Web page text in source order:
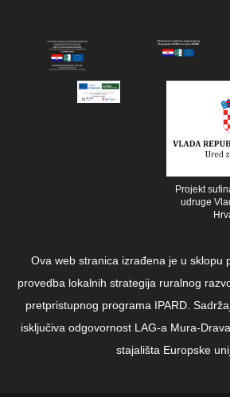
Projekt
udruge
Ova web stranica izrađena je u sklopu
provedba lokalnih strategija ruralnog
pretpristupnog programa IPARD.
isključiva odgovornost LAG-a Mura-
stajališta Europske